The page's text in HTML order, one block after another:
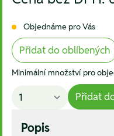
Objednáme pro Vás
Přidat do oblíbených
Minimální množství pro
Přidat
Popis